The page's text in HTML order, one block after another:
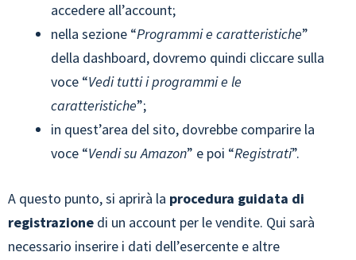
accedere all’account;
nella sezione “Programmi e caratteristiche”
della dashboard, dovremo quindi cliccare sulla
voce “Vedi tutti i programmi e le
caratteristiche”;
in quest’area del sito, dovrebbe comparire la
voce “Vendi su Amazon” e poi “Registrati”.
A questo punto, si aprirà la procedura guidata di
registrazione di un account per le vendite. Qui sarà
necessario inserire i dati dell’esercente e altre